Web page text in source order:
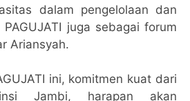
dalam pengelolaan dan
juga sebagai forum
Ariansyah.
ini, komitmen kuat dari
Jambi, harapan akan